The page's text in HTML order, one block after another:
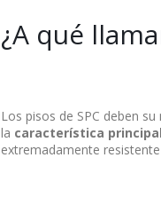
¿A qué
Los pisos de SPC deben
la característica
extremadamente